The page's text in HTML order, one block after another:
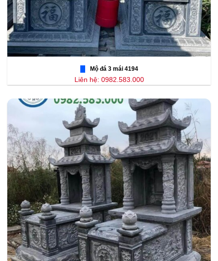
Mộ đá 3 mái 4194
Liên hệ: 0982.583.000